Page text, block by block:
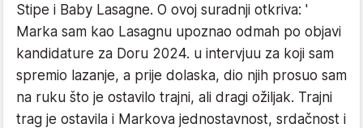
Stipe i Baby Lasagne. O ovoj suradnji otkriva: '​
Marka sam kao Lasagnu upoznao odmah po objavi
kandidature za Doru 2024. u intervjuu za koji sam
spremio lazanje, a prije dolaska, dio njih prosuo sam
na ruku što je ostavilo trajni, ali dragi ožiljak. Trajni
trag je ostavila i Markova jednostavnost, srdačnost i